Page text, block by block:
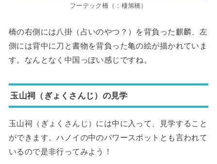
フーテック橋（：棲旭橋）
橋の右側には八掛（占いのやつ？）を背負った麒麟、左
側には背中に刀と書物を背負った亀の絵が描かれていま
す。なんとなく中国っぽい感じですね。
玉山祠（ぎょくさんじ）の見学
玉山祠（ぎょくさんじ）には中に入って、見学すること
ができます。ハノイの中のパワースポットとも言われて
いるので是非行ってみよう！